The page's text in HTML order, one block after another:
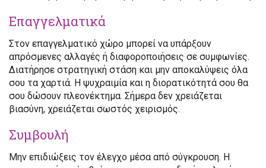
Επαγγελματικά
Στον επαγγελματικό χώρο μπορεί να υπάρξουν
απρόσμενες αλλαγές ή διαφοροποιήσεις σε συμφωνίες.
Διατήρησε στρατηγική στάση και μην αποκαλύψεις όλα
σου τα χαρτιά. Η ψυχραιμία και η διορατικότητά σου θα
σου δώσουν πλεονέκτημα. Σήμερα δεν χρειάζεται
βιασύνη, χρειάζεται σωστός χειρισμός.
Συμβουλή
Μην επιδιώξεις τον έλεγχο μέσα από σύγκρουση. Η